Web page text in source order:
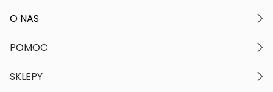
O NAS
Nasze wartości
Kontakt
POMOC
Regulamin serwisu
SKLEPY